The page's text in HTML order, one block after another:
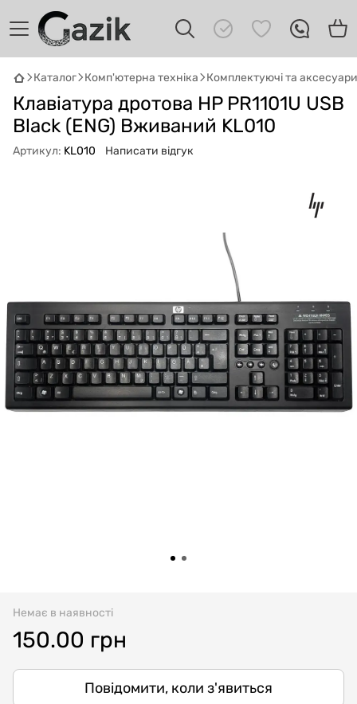
Каталог Комп'ютерна техніка Комплектуючі та аксесуари
Клавіатура дротова HP PR1101U USB
Black (ENG) Вживаний KL010
Артикул: KL010 Написати відгук
Немає в наявності
150.00 грн
Повідомити, коли з'явиться
Онлайн · пошук техніки
Привіт! 👋 Я Gazik AI — допоможу